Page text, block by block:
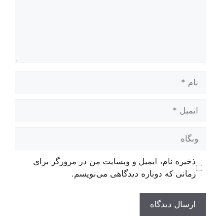
ایمیل
وبگاه
ذخیره نام، ایمیل و وبسایت من در مرورگر برای
زمانی که دوباره دیدگاهی می‌نویسم.